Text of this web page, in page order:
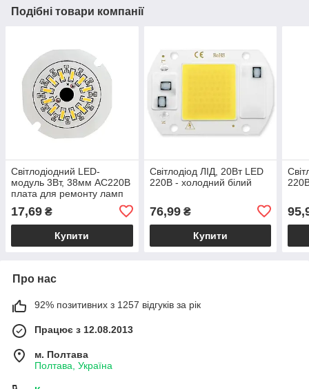
Подібні товари компанії
Світлодіодний LED-
модуль 3Вт, 38мм AC220В
плата для ремонту ламп
теплий білий
17,69 ₴
Купити
Світлодіод ЛІД, 20Вт LED
220В - холодний білий
76,99₴
Купити
Про нас
92% позитивних з 1257 відгуків за рік
Працює з 12.08.2013
м. Полтава
Полтава, Україна